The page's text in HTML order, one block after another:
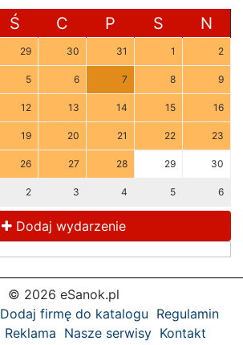
Ś C P S N
29 30 31 1 2
5 6 7 8 9
12 13 14 15 16
19 20 21 22 23
26 27 28 29 30
2 3 4 5 6
Dodaj wydarzenie
© 2026 eSanok.pl
Dodaj firmę do katalogu Regulamin
Reklama Nasze serwisy Kontakt